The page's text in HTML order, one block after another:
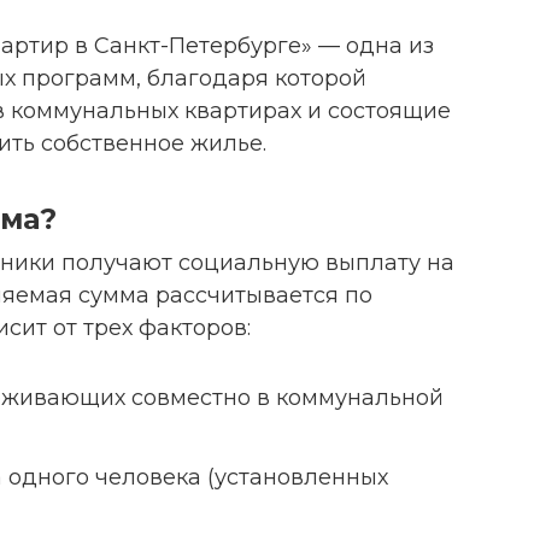
в Санкт-Петербурге» — одна из
программ, благодаря которой
квартирах и состоящие
собственное жилье.
получают социальную выплату на
сумма рассчитывается по
от трех факторов:
совместно в коммунальной
человека (установленных